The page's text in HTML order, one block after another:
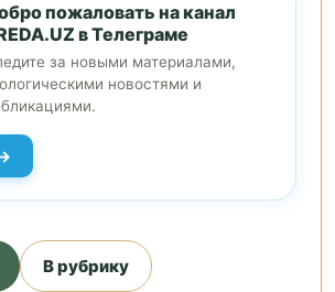
пожаловать на канал
в Телеграме
за новыми материалами,
новостями и
В рубрику